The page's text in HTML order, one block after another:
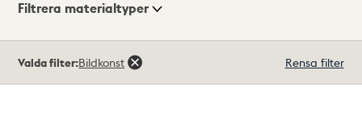
Visningsläge
Filtrera materialtyper
träffar
Valda filter:Bildkonst Rensa filter